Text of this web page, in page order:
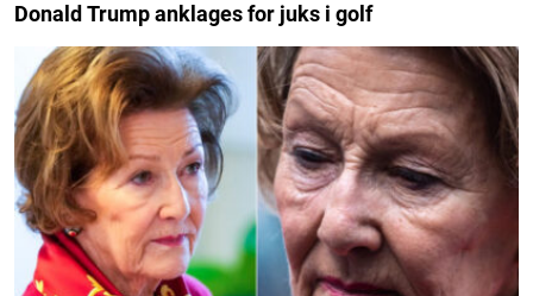
Donald Trump anklages for juks i golf